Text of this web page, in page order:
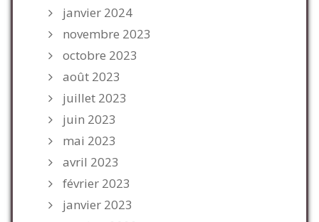
janvier 2024
novembre 2023
octobre 2023
août 2023
juillet 2023
juin 2023
mai 2023
avril 2023
février 2023
janvier 2023